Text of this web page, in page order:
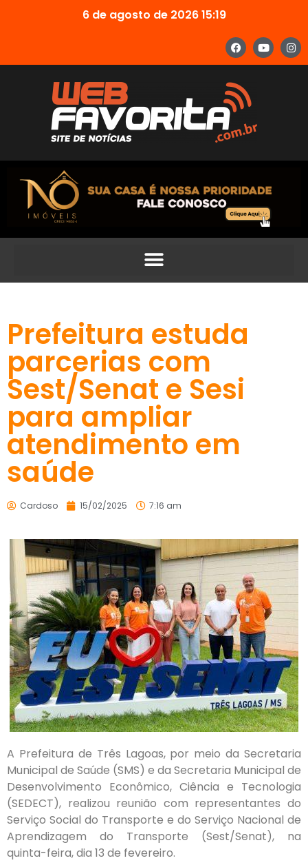
6 de agosto de 2026 15:19
Prefeitura estuda
parcerias com
Sest/Senat e Sesi
para ampliar
atendimento em
saúde
Cardoso 15/02/2025 7:16 am
A Prefeitura de Três Lagoas, por meio da Secretaria
Municipal de Saúde (SMS) e da Secretaria Municipal de
Desenvolvimento Econômico, Ciência e Tecnologia
(SEDECT), realizou reunião com representantes do
Serviço Social do Transporte e do Serviço Nacional de
Aprendizagem do Transporte (Sest/Senat), na
quinta-feira, dia 13 de fevereiro.